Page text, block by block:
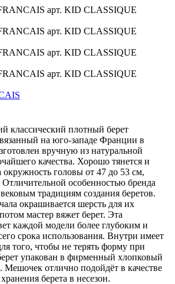
классический плотный берет
на юго-западе Франции в
вручную из натуральной
качества. Хорошо тянется и
окружность головы от 47 до 53 см,
Отличительной особенностью бренда
традициям создания беретов.
окрашивается шерсть для их
мастер вяжет берет. Эта
каждой модели более глубоким и
срока использования. Внутри имеет
того, чтобы не терять форму при
упакован в фирменный хлопковый
Мешочек отлично подойдёт в качестве
берета в несезон.